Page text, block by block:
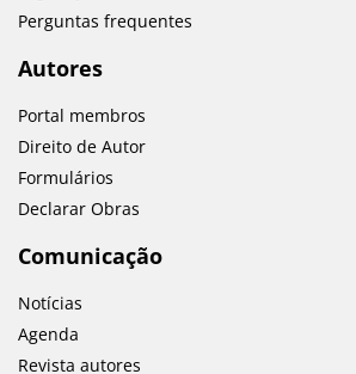
Perguntas frequentes
Autores
Portal membros
Direito de Autor
Formulários
Declarar Obras
Comunicação
Notícias
Agenda
Revista autores